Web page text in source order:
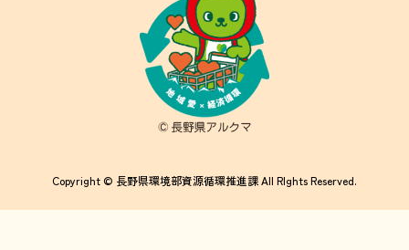
Copyright © 長野県環境部資源循環推進課 All RIghts Reserved.